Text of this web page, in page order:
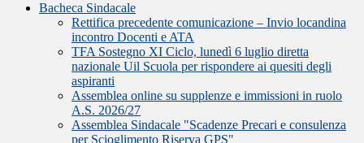
Bacheca Sindacale
Rettifica precedente comunicazione – Invio locandina
incontro Docenti e ATA
TFA Sostegno XI Ciclo, lunedì 6 luglio diretta
nazionale Uil Scuola per rispondere ai quesiti degli
aspiranti
Assemblea online su supplenze e immissioni in ruolo
A.S. 2026/27
Assemblea Sindacale "Scadenze Precari e consulenza
per Scioglimento Riserva GPS"